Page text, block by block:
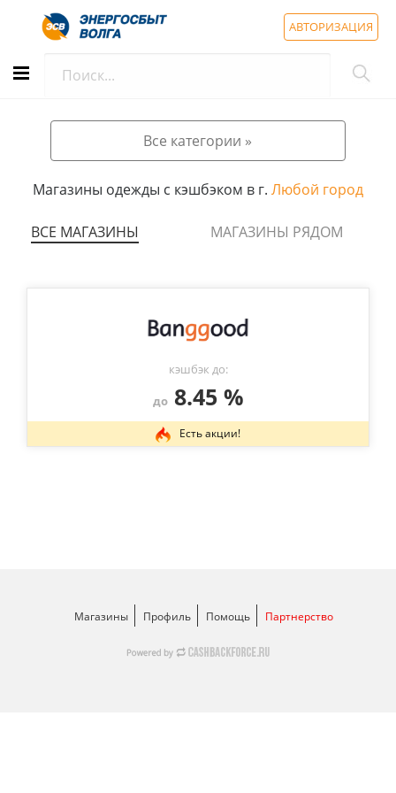
АВТОРИЗАЦИЯ
Все категории »
Магазины одежды с кэшбэком в г. Любой город
ВСЕ МАГАЗИНЫ МАГАЗИНЫ РЯДОМ
кэшбэк до:
до8.45 %
Есть акции!
Магазины Профиль Помощь Партнерство